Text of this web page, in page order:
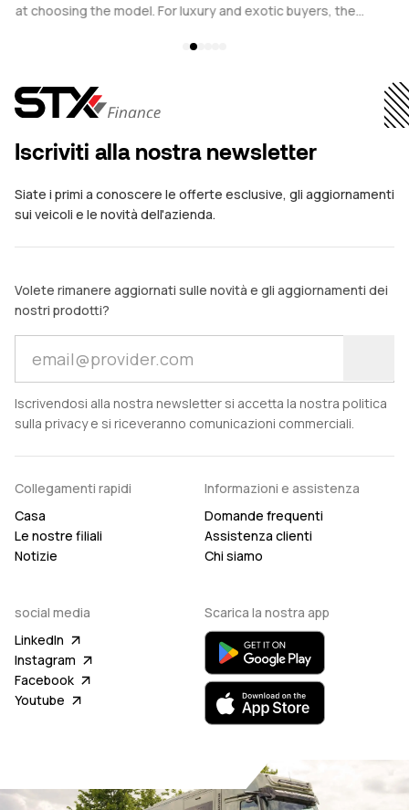
at choosing the model. For luxury and exotic buyers, the
considering a Ferrari, Porsche, Bentley, or other prestige
loan versus financial leasing.
Iscriviti alla nostra newsletter
Siate i primi a conoscere le offerte esclusive, gli aggiornamenti
sui veicoli e le novità dell'azienda.
Volete rimanere aggiornati sulle novità e gli aggiornamenti dei
nostri prodotti?
Iscrivendosi alla nostra newsletter si accetta la nostra politica
sulla privacy e si riceveranno comunicazioni commerciali.
Collegamenti rapidi
Casa
Le nostre filiali
Notizie
Informazioni e assistenza
Domande frequenti
Assistenza clienti
Chi siamo
social media
LinkedIn
Instagram
Facebook
Youtube
Scarica la nostra app